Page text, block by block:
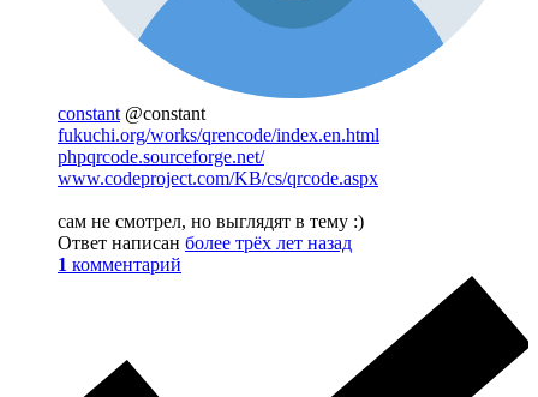
constant @constant
fukuchi.org/works/qrencode/index.en.html
phpqrcode.sourceforge.net/
www.codeproject.com/KB/cs/qrcode.aspx
сам не смотрел, но выглядят в тему :)
Ответ написан более трёх лет назад
1 комментарий